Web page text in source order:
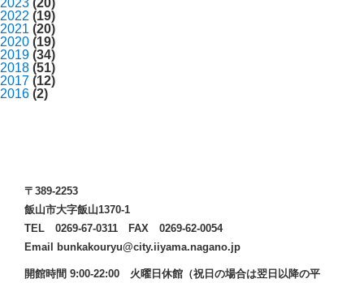
2022 (19)
2021 (20)
2020 (19)
2019 (34)
2018 (51)
2017 (12)
2016 (2)
〒389-2253
飯山市大字飯山1370-1
TEL 0269-67-0311 FAX 0269-62-0054
Email bunkakouryu@city.iiyama.nagano.jp
開館時間 9:00-22:00 火曜日休館（祝日の場合は翌日以降の平